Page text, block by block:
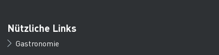
Nützliche Links
Gastronomie